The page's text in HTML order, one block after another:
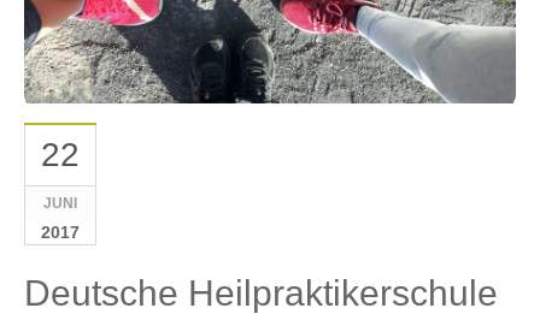
22
JUNI
2017
Deutsche Heilpraktikerschule